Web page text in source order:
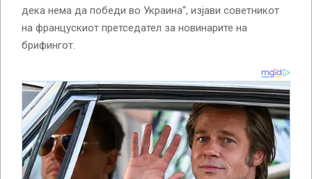
дека нема да победи во Украина“, изјави советникот
на францускиот претседател за новинарите на
брифингот.